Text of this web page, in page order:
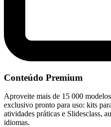
Conteúdo Premium
Aproveite mais de 15 000
exclusivo pronto para uso: kits
atividades práticas e Slidesclass,
idiomas.